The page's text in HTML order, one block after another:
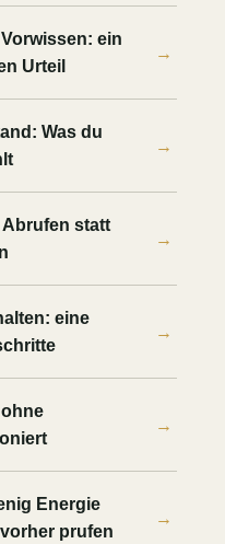
ein
Urteil
→
Was du
→
Abrufen statt
→
eine
→
→
Energie
prufen
→